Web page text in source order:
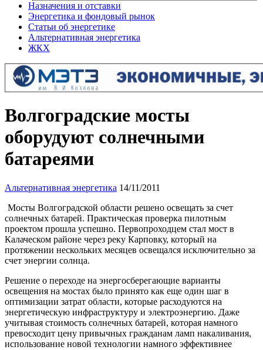
Назначения и отставки
Энергетика и фондовый рынок
Статьи об энергетике
Альтернативная энергетика
ЖКХ
Волгоградские мосты
оборудуют солнечными
батареями
Альтернативная энергетика 14/11/2011
Мосты Волгоградской области решено освещать за счет
солнечных батарей. Практическая проверка пилотным
проектом прошла успешно. Первопроходцем стал мост в
Калаческом районе через реку Карповку, который на
протяжении нескольких месяцев освещался исключительно за
счет энергии солнца.
Решение о переходе на энергосберегающие варианты
освещения на мостах было принято как еще один шаг в
оптимизации затрат области, которые расходуются на
энергетическую инфраструктуру и электроэнергию. Даже
учитывая стоимость солнечных батарей, которая намного
превосходит цену привычных гражданам ламп накаливания,
использование новой технологии намного эффективнее